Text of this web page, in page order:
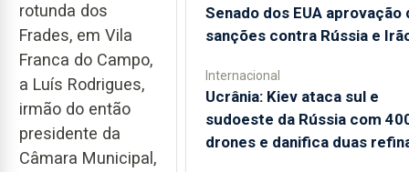
rotunda dos
Frades, em Vila
Franca do Campo,
a Luís Rodrigues,
irmão do então
presidente da
Câmara Municipal,
Senado dos EUA aprovação
sanções contra Rússia e
Internacional
Ucrânia: Kiev ataca sul e
sudoeste da Rússia com
drones e danifica duas